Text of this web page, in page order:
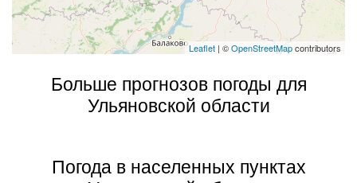
Leaflet | ©OpenStreetMapcontributors
Больше прогнозов погоды для
Ульяновской области
Погода в населенных пунктах